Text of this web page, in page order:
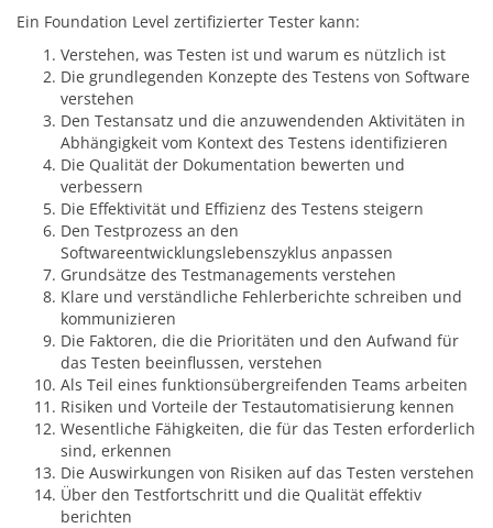
Ein Foundation Level zertifizierter Tester kann:
Verstehen, was Testen ist und warum es nützlich ist
Die grundlegenden Konzepte des Testens von Software
verstehen
Den Testansatz und die anzuwendenden Aktivitäten in
Abhängigkeit vom Kontext des Testens identifizieren
Die Qualität der Dokumentation bewerten und
verbessern
Die Effektivität und Effizienz des Testens steigern
Den Testprozess an den
Softwareentwicklungslebenszyklus anpassen
Grundsätze des Testmanagements verstehen
Klare und verständliche Fehlerberichte schreiben und
kommunizieren
Die Faktoren, die die Prioritäten und den Aufwand für
das Testen beeinflussen, verstehen
Als Teil eines funktionsübergreifenden Teams arbeiten
Risiken und Vorteile der Testautomatisierung kennen
Wesentliche Fähigkeiten, die für das Testen erforderlich
sind, erkennen
Die Auswirkungen von Risiken auf das Testen verstehen
Über den Testfortschritt und die Qualität effektiv
berichten